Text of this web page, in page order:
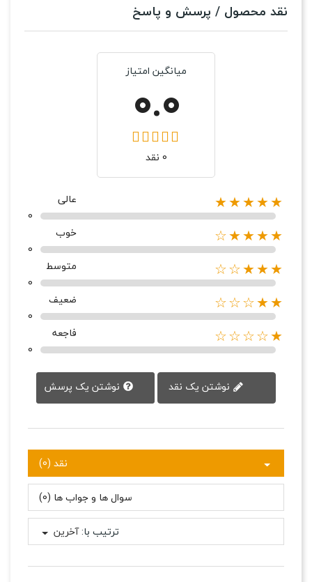
نقد محصول / پرسش و پاسخ
میانگین امتیاز
0.0
0 نقد
★★★★★
عالی
0
★★★★☆
خوب
0
★★★☆☆
متوسط
0
★★☆☆☆
ضعیف
0
★☆☆☆☆
فاجعه
0
نوشتن یک پرسش
نقد (0)
سوال ها و جواب ها (0)
ترتیب با:آخرین